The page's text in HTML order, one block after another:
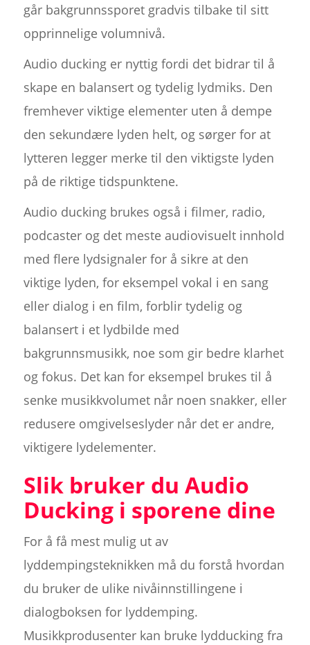
går bakgrunnssporet gradvis tilbake til sitt
opprinnelige volumnivå.
Audio ducking er nyttig fordi det bidrar til å
skape en balansert og tydelig lydmiks. Den
fremhever viktige elementer uten å dempe
den sekundære lyden helt, og sørger for at
lytteren legger merke til den viktigste lyden
på de riktige tidspunktene.
Audio ducking brukes også i filmer, radio,
podcaster og det meste audiovisuelt innhold
med flere lydsignaler for å sikre at den
viktige lyden, for eksempel vokal i en sang
eller dialog i en film, forblir tydelig og
balansert i et lydbilde med
bakgrunnsmusikk, noe som gir bedre klarhet
og fokus. Det kan for eksempel brukes til å
senke musikkvolumet når noen snakker, eller
redusere omgivelseslyder når det er andre,
viktigere lydelementer.
Slik bruker du Audio
Ducking i sporene dine
For å få mest mulig ut av
lyddempingsteknikken må du forstå hvordan
du bruker de ulike nivåinnstillingene i
dialogboksen for lyddemping.
Musikkprodusenter kan bruke lydducking fra